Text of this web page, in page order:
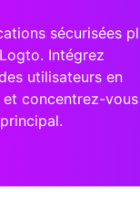
sécurisées
Intégrez
utilisateurs en
et concentrez-vous